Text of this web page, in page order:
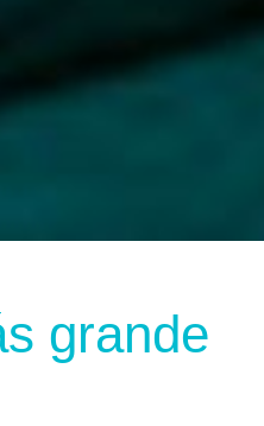
grande